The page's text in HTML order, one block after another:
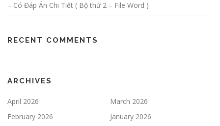
– Có Đáp Án Chi Tiết ( Bộ thứ 2 – File Word )
RECENT COMMENTS
ARCHIVES
April 2026
March 2026
February 2026
January 2026